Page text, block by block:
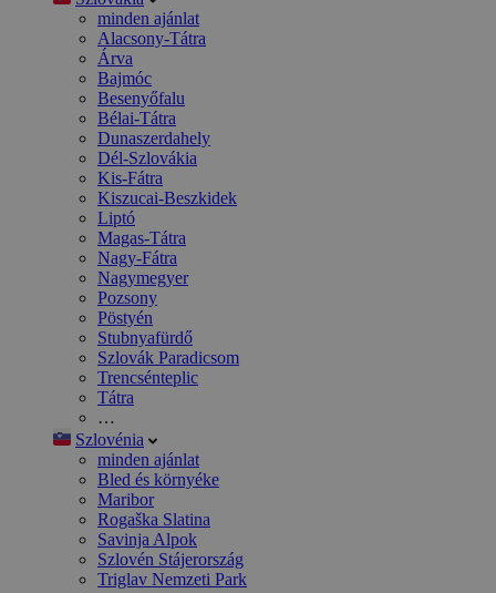
minden ajánlat
Alacsony-Tátra
Árva
Bajmóc
Besenyőfalu
Bélai-Tátra
Dunaszerdahely
Dél-Szlovákia
Kis-Fátra
Kiszucai-Beszkidek
Liptó
Magas-Tátra
Nagy-Fátra
Nagymegyer
Pozsony
Pöstyén
Stubnyafürdő
Szlovák Paradicsom
Trencsénteplic
Tátra
…
Szlovénia
minden ajánlat
Bled és környéke
Maribor
Rogaška Slatina
Savinja Alpok
Szlovén Stájerország
Triglav Nemzeti Park